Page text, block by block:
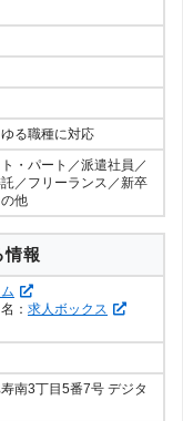
る職種に対応
・パート／派遣社員／
／フリーランス／新卒
他
情報
： 求人ボックス
南3丁目5番7号 デジタ